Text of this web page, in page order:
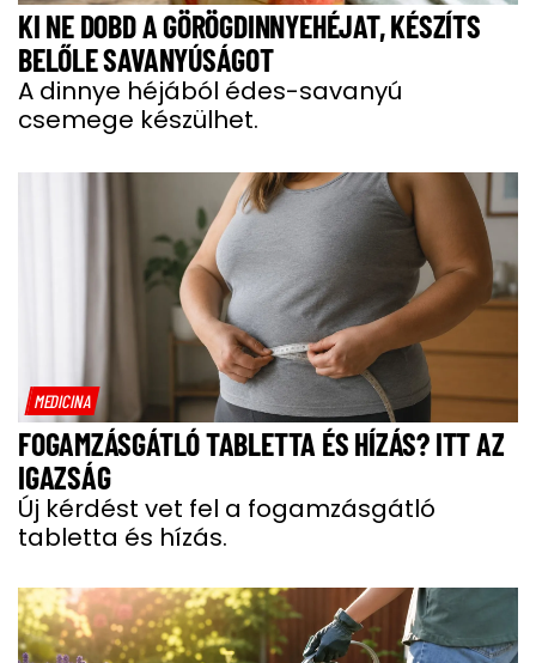
KI NE DOBD A GÖRÖGDINNYEHÉJAT, KÉSZÍTS
BELŐLE SAVANYÚSÁGOT
A dinnye héjából édes-savanyú
csemege készülhet.
MEDICINA
FOGAMZÁSGÁTLÓ TABLETTA ÉS HÍZÁS? ITT AZ
IGAZSÁG
Új kérdést vet fel a fogamzásgátló
tabletta és hízás.